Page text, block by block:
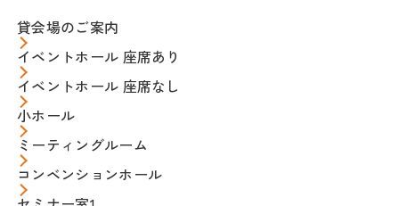
貸会場のご案内
イベントホール 座席あり
イベントホール 座席なし
小ホール
ミーティングルーム
コンベンションホール